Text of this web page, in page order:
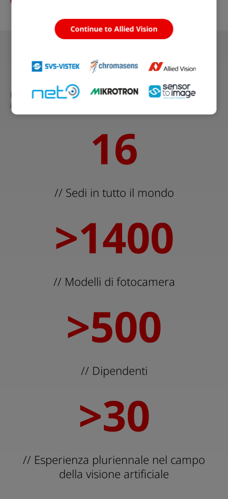
Dai componenti alle soluzioni
Fotocamere, ottiche, software, accessori e servizi di
integrazione di sistemi
16
// Sedi in tutto il mondo
>1400
// Modelli di fotocamera
>500
// Dipendenti
>30
// Esperienza pluriennale nel campo
della visione artificiale
Continue to Allied Vision